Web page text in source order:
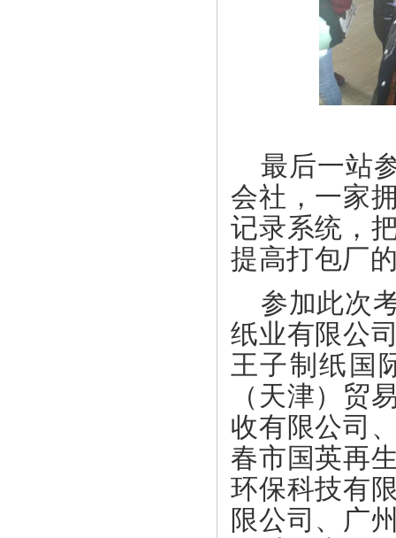
最后一站
会社，一家
记录系统，
提高打包厂
参加此次
纸业有限公
王子制纸国
（天津）贸
收有限公司
春市国英再
环保科技有
限公司、广